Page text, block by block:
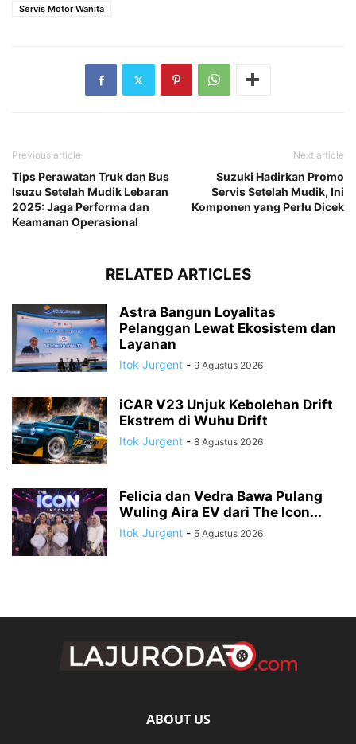
Servis Motor Wanita
Previous article
Tips Perawatan Truk dan Bus
Isuzu Setelah Mudik Lebaran
2025: Jaga Performa dan
Keamanan Operasional
Next article
Suzuki Hadirkan Promo
Servis Setelah Mudik, Ini
Komponen yang Perlu Dicek
RELATED ARTICLES
Astra Bangun Loyalitas
Pelanggan Lewat Ekosistem dan
Layanan
Itok Jurgent - 9 Agustus 2026
iCAR V23 Unjuk Kebolehan Drift
Ekstrem di Wuhu Drift
Itok Jurgent - 8 Agustus 2026
Felicia dan Vedra Bawa Pulang
Wuling Aira EV dari The Icon...
Itok Jurgent - 5 Agustus 2026
ABOUT US